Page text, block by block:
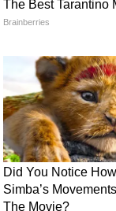
কলেজেরও
মাদ্রাজ
অর্জন করেছেন।
চার দশকেরও
রাজা সুব্রামানি
কমান্ড, স্টাফ ও
'অপারেশন
রাইফেলসের
অত্যন্ত চ্যালেঞ্জিং